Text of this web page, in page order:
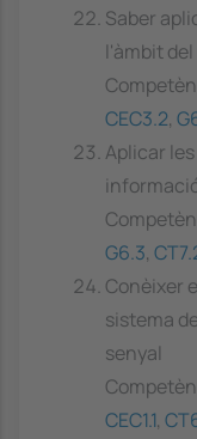
Saber
l'àmbit
CEC3.2,
Aplicar
informació
G6.3,
Conèixer
sistema
senyal
CEC1.1,